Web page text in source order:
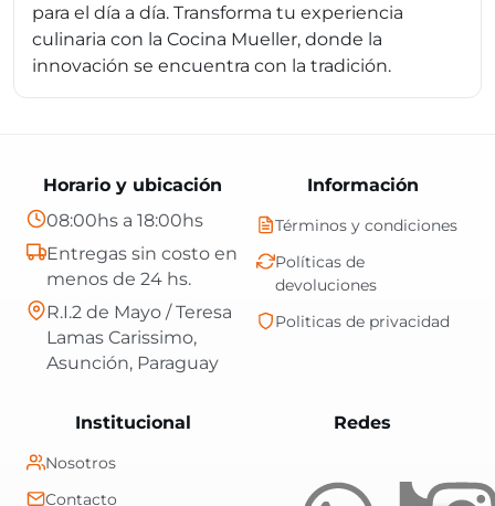
para el día a día. Transforma tu experiencia
culinaria con la Cocina Mueller, donde la
innovación se encuentra con la tradición.
RedesCentral Shop es
Información
Términos y condiciones
Políticas de
devoluciones
Politicas de privacidad
Institucional
Nosotros
Contacto
Horario y ubicación
08:00hs a 18:00hs
Entregas sin costo en
menos de 24 hs.
R.I.2 de Mayo / Teresa
Lamas Carissimo,
Asunción, Paraguay